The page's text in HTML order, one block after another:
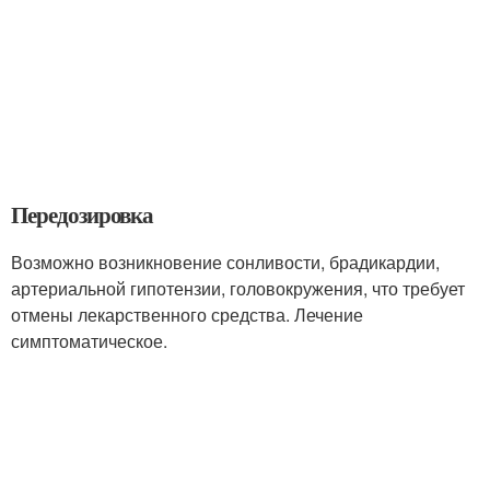
Передозировка
Возможно возникновение сонливости, брадикардии,
артериальной гипотензии, головокружения, что требует
отмены лекарственного средства. Лечение
симптоматическое.